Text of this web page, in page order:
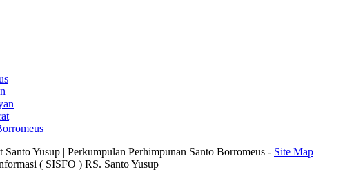
Yusup | Perkumpulan Perhimpunan Santo Borromeus - Site Map
( SISFO ) RS. Santo Yusup